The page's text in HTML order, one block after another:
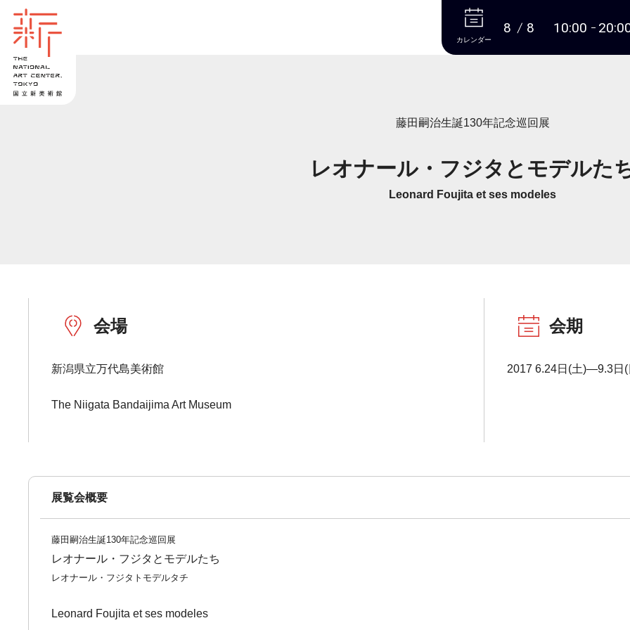
本文へ
カレンダー
8 8 10:00
藤田嗣治生誕130年記念巡回展
レオナール・フジタとモデルた
Leonard Foujita et ses modeles
会場
新潟県立万代島美術館
The Niigata Bandaijima Art Museum
会期
2017 6.24日(土)―9.3日(
展覧会概要
藤田嗣治生誕130年記念巡回展
レオナール・フジタとモデルたち
レオナール・フジタトモデルタチ
Leonard Foujita et ses modeles